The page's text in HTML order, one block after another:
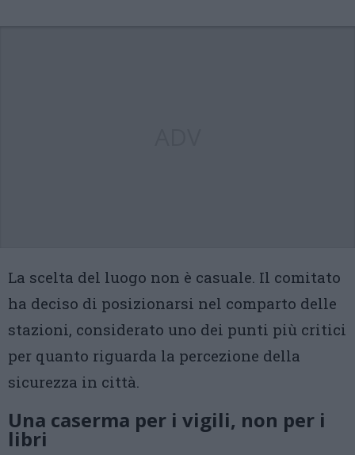
La scelta del luogo non è casuale. Il comitato
ha deciso di posizionarsi nel comparto delle
stazioni, considerato uno dei punti più critici
per quanto riguarda la percezione della
sicurezza in città.
Una caserma per i vigili, non per i
libri